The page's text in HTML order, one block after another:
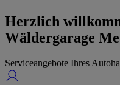
Herzlich
Wäldergarage
Serviceangebote Ihres